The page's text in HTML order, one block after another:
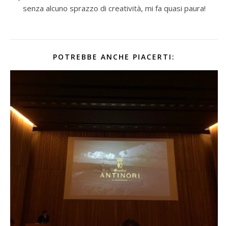
senza alcuno sprazzo di creatività, mi fa quasi paura!
POTREBBE ANCHE PIACERTI: